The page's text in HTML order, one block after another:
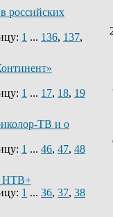
российских
1 ... 136, 137,
1 ... 17, 18, 19
ТВ и о
1 ... 46, 47, 48
НТВ+
1 ... 36, 37, 38